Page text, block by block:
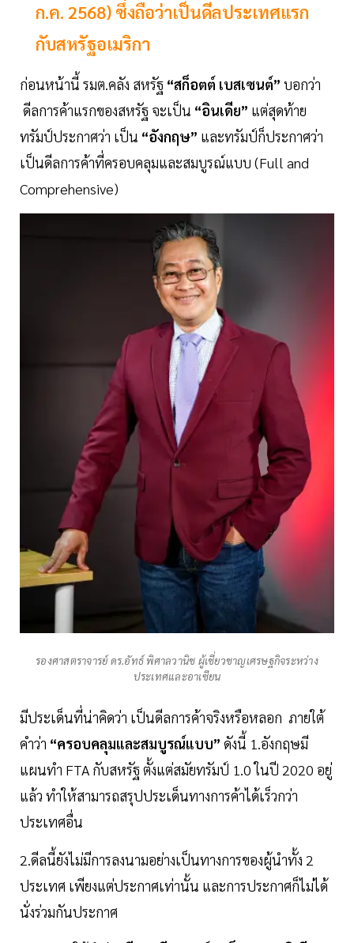
ก.ค. 2568) ซึ่งถือว่าเป็นดีลประเทศแรก
กับสหรัฐอเมริกา
ก่อนหน้านี้ รมต.คลัง สหรัฐ “สก็อตต์ เบสเซนต์” บอกว่า
ดีลการค้าแรกของสหรัฐ จะเป็น “อินเดีย” แต่สุดท้าย
ทรัมป์ประกาศว่า เป็น “อังกฤษ” และทรัมป์ก็ประกาศว่า
เป็นดีลการค้าที่ครอบคลุมและสมบูรณ์แบบ (Full and
Comprehensive)
รองศาสตราจารย์ ดร.อัทธ์ พิศาลวานิช ผู้เชี่ยวชาญเศรษฐกิจระหว่าง
ประเทศและอาเซียน
มีประเด็นที่น่าคิดว่า เป็นดีลการค้าจริงหรือหลอก ภายใต้
คำว่า “ครอบคลุมและสมบูรณ์แบบ” ดังนี้ 1.อังกฤษมี
แผนทำ FTA กับสหรัฐ ตั้งแต่สมัยทรัมป์ 1.0 ในปี 2020 อยู่
แล้ว ทำให้สามารถสรุปประเด็นทางการค้าได้เร็วกว่า
ประเทศอื่น
2.ดีลนี้ยังไม่มีการลงนามอย่างเป็นทางการของผู้นำทั้ง 2
ประเทศ เพียงแต่ประกาศเท่านั้น และการประกาศก็ไม่ได้
นั่งร่วมกันประกาศ